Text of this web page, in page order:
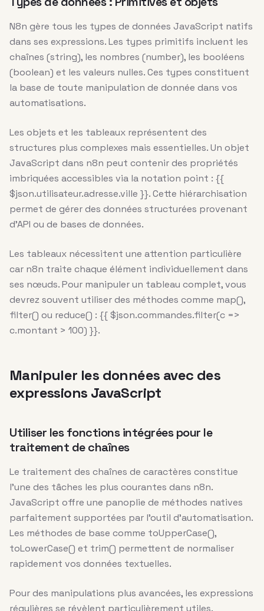
N8n gère tous les types de données JavaScript natifs
dans ses expressions. Les types primitifs incluent les
chaînes (string), les nombres (number), les booléens
(boolean) et les valeurs nulles. Ces types constituent
la base de toute manipulation de donnée dans vos
automatisations.
Les objets et les tableaux représentent des
structures plus complexes mais essentielles. Un objet
JavaScript dans n8n peut contenir des propriétés
imbriquées accessibles via la notation point : {{
$json.utilisateur.adresse.ville }}. Cette hiérarchisation
permet de gérer des données structurées provenant
d’API ou de bases de données.
Les tableaux nécessitent une attention particulière
car n8n traite chaque élément individuellement dans
ses nœuds. Pour manipuler un tableau complet, vous
devrez souvent utiliser des méthodes comme map(),
filter() ou reduce() : {{ $json.commandes.filter(c =>
c.montant > 100) }}.
Manipuler les données avec des
expressions JavaScript
Utiliser les fonctions intégrées pour le
traitement de chaînes
Le traitement des chaînes de caractères constitue
l’une des tâches les plus courantes dans n8n.
JavaScript offre une panoplie de méthodes natives
parfaitement supportées par l’outil d’automatisation.
Les méthodes de base comme toUpperCase(),
toLowerCase() et trim() permettent de normaliser
rapidement vos données textuelles.
Pour des manipulations plus avancées, les expressions
régulières se révèlent particulièrement utiles.